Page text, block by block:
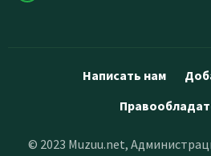
Написать нам
© 2023 Muzuu.net,